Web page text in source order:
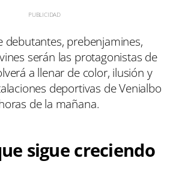
debutantes, prebenjamines,
serán las protagonistas de
a llenar de color, ilusión y
deportivas de Venialbo
de la mañana.
sigue creciendo